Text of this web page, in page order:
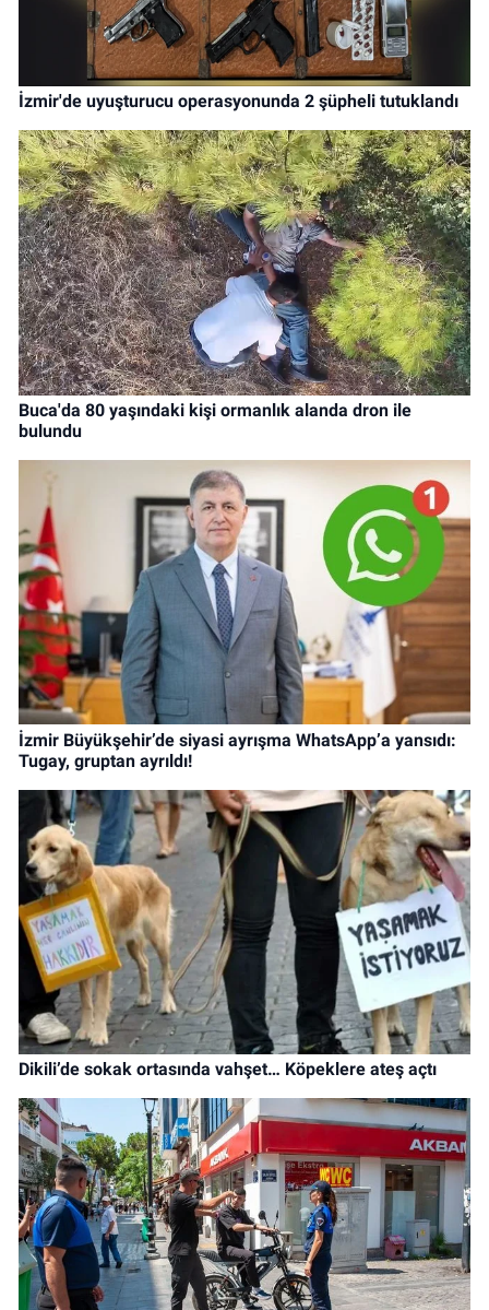
İzmir'de uyuşturucu operasyonunda 2 şüpheli tutuklandı
Buca'da 80 yaşındaki kişi ormanlık alanda dron ile
bulundu
İzmir Büyükşehir’de siyasi ayrışma WhatsApp’a yansıdı:
Tugay, gruptan ayrıldı!
Dikili’de sokak ortasında vahşet… Köpeklere ateş açtı